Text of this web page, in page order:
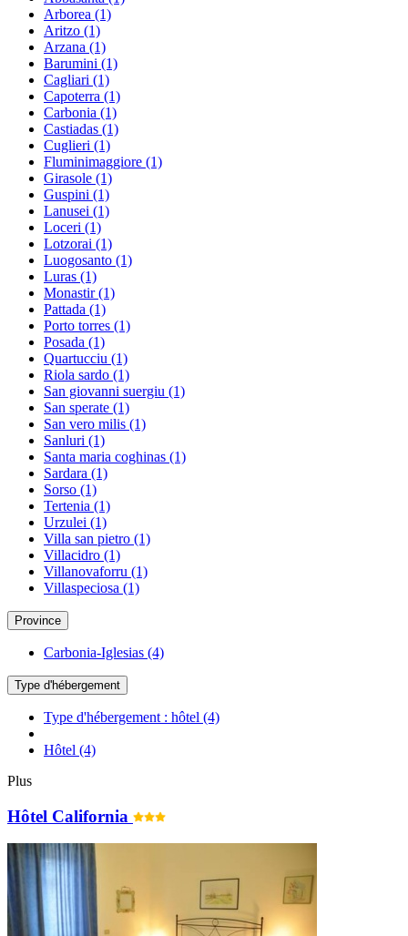
Arborea (1)
Aritzo (1)
Arzana (1)
Barumini (1)
Cagliari (1)
Capoterra (1)
Carbonia (1)
Castiadas (1)
Cuglieri (1)
Fluminimaggiore (1)
Girasole (1)
Guspini (1)
Lanusei (1)
Loceri (1)
Lotzorai (1)
Luogosanto (1)
Luras (1)
Monastir(1)
Pattada (1)
Porto torres (1)
Posada (1)
Quartucciu (1)
Riola sardo (1)
San giovanni suergiu (1)
San sperate (1)
San vero milis (1)
Sanluri (1)
Santa maria coghinas (1)
Sardara (1)
Sorso (1)
Tertenia (1)
Urzulei (1)
Villa san pietro (1)
Villacidro (1)
Villanovaforru (1)
Villaspeciosa (1)
Province
Carbonia-Iglesias (4)
Type d'hébergement
Type d'hébergement : hôtel (4)
Hôtel (4)
Plus
Hôtel California